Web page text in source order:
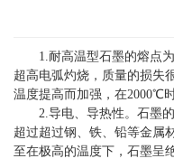
1.耐高温型石墨的熔点
超高电弧灼烧，质量的损失
温度提高而加强，在2000℃
2.导电、导热性。石墨
超过超过钢、铁、铅等金属
至在极高的温度下，石墨呈